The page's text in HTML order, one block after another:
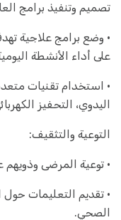
تصميم وتنفيذ برامج
• وضع برامج علاجية
على أداء الأنشطة
• استخدام تقنيات
اليدوي، التحفيز
التوعية والتثقيف:
• توعية المرضى
• تقديم التعليمات حول
الصحي.